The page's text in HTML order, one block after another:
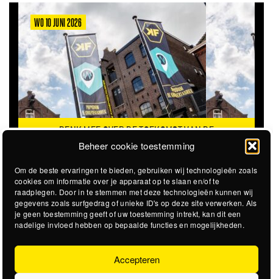
Beheer cookie toestemming
Om de beste ervaringen te bieden, gebruiken wij technologieën zoals
cookies om informatie over je apparaat op te slaan en/of te
raadplegen. Door in te stemmen met deze technologieën kunnen wij
gegevens zoals surfgedrag of unieke ID's op deze site verwerken. Als
je geen toestemming geeft of uw toestemming intrekt, kan dit een
nadelige invloed hebben op bepaalde functies en mogelijkheden.
Accepteren
WO 10 JUNI 2026
DENK MEE OVER DE TOEKOMST VAN DE
KROEPOEKFABRIEK